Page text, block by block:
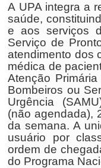
A UPA integra a
saúde,
e aos serviços
Serviço de
atendimento dos
médica de
Atenção
Bombeiros ou
Urgência
(não agendada),
da semana. A
usuário por
ordem de
do Programa